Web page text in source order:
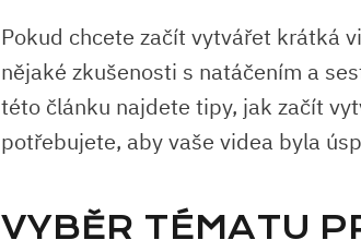
Pokud chcete začít vytvářet krátká
nějaké zkušenosti s natáčením a
této článku najdete tipy, jak začít
potřebujete, aby vaše videa byla
VYBĚR TÉMATU